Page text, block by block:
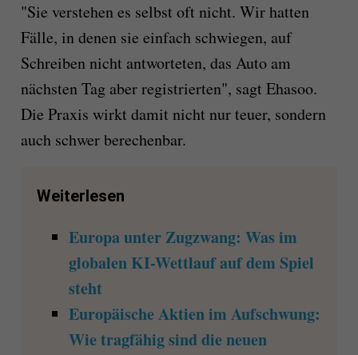
"Sie verstehen es selbst oft nicht. Wir hatten
Fälle, in denen sie einfach schwiegen, auf
Schreiben nicht antworteten, das Auto am
nächsten Tag aber registrierten", sagt Ehasoo.
Die Praxis wirkt damit nicht nur teuer, sondern
auch schwer berechenbar.
Weiterlesen
Europa unter Zugzwang: Was im
globalen KI-Wettlauf auf dem Spiel
steht
Europäische Aktien im Aufschwung:
Wie tragfähig sind die neuen